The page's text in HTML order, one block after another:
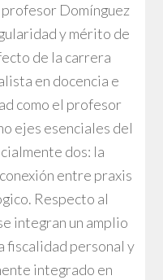
Domínguez
y mérito de
de la carrera
en docencia e
como el profesor
ejes esenciales del
dos: la
entre praxis
Respecto al
integran un amplio
fiscalidad personal y
integrado en